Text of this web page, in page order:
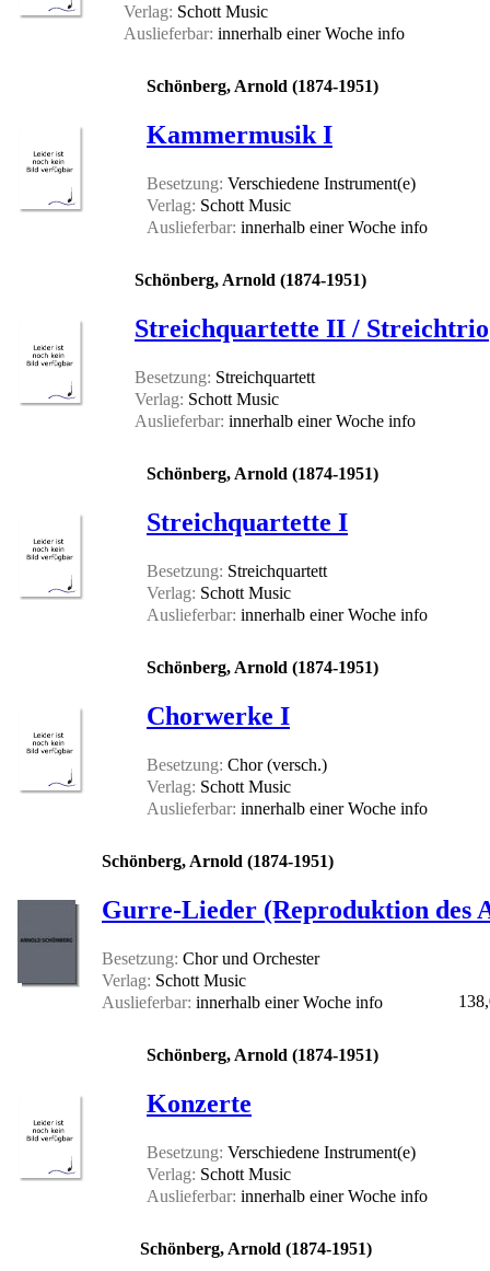
Verlag: Schott Music
Auslieferbar: innerhalb einer Woche info
Schönberg, Arnold (1874-1951)
Kammermusik I
Besetzung: Verschiedene Instrument(e)
Verlag: Schott Music
Auslieferbar: innerhalb einer Woche info
Schönberg, Arnold (1874-1951)
Streichquartette II / Streichtrio
Besetzung: Streichquartett
Verlag: Schott Music
Auslieferbar: innerhalb einer Woche info
Schönberg, Arnold (1874-1951)
Streichquartette I
Besetzung: Streichquartett
Verlag: Schott Music
Auslieferbar: innerhalb einer Woche info
Schönberg, Arnold (1874-1951)
Chorwerke I
Besetzung: Chor (versch.)
Verlag: Schott Music
Auslieferbar: innerhalb einer Woche info
Schönberg, Arnold (1874-1951)
Gurre-Lieder (Reproduktion des
Besetzung: Chor und Orchester
Verlag: Schott Music
Auslieferbar: innerhalb einer Woche info
Schönberg, Arnold (1874-1951)
Konzerte
Besetzung: Verschiedene Instrument(e)
Verlag: Schott Music
Auslieferbar: innerhalb einer Woche info
Schönberg, Arnold (1874-1951)